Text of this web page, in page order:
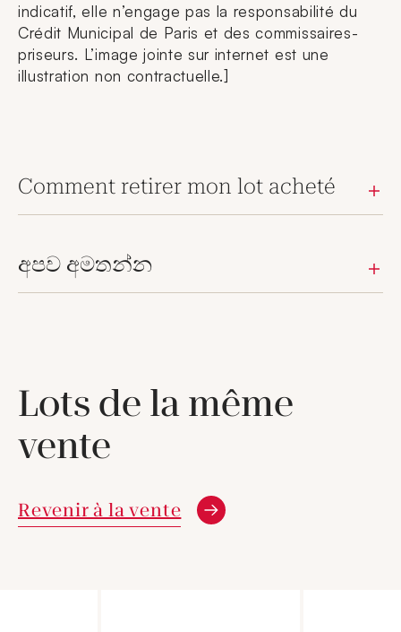
indicatif, elle n’engage pas la responsabilité du
Crédit Municipal de Paris et des commissaires-
priseurs. L’image jointe sur internet est une
illustration non contractuelle.]
Comment retirer mon lot acheté
අපව අමතන්න
Lots de la même
vente
Revenir à la vente